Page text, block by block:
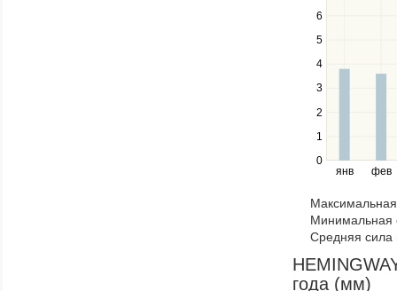
янв фев
0
1
2
3
4
5
6
to
navigate
series.
Use
the
and
right
navigate
through
items
in
a
Минимальная
Средняя сила
года (мм)